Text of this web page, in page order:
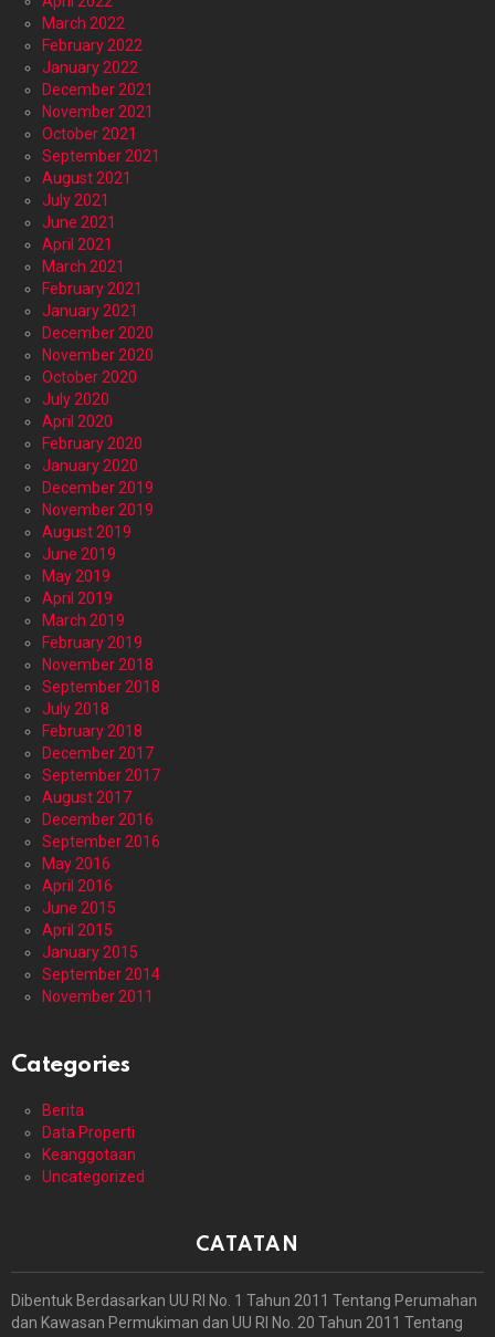
March 2022
February 2022
January 2022
December 2021
November 2021
October 2021
September 2021
August 2021
July 2021
June 2021
April 2021
March 2021
February 2021
January 2021
December 2020
November 2020
October 2020
July 2020
April 2020
February 2020
January 2020
December 2019
November 2019
August 2019
June 2019
May 2019
April 2019
March 2019
February 2019
November 2018
September 2018
July 2018
February 2018
December 2017
September 2017
August 2017
December 2016
September 2016
May 2016
April 2016
June 2015
April 2015
January 2015
September 2014
November 2011
Categories
Berita
Data Properti
Keanggotaan
Uncategorized
CATATAN
Dibentuk Berdasarkan UU RI No. 1 Tahun 2011 Tentang Perumahan
dan Kawasan Permukiman dan UU RI No. 20 Tahun 2011 Tentang